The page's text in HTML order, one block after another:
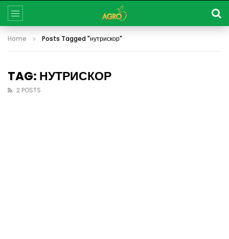
Home Posts Tagged "нутрискор"
TAG: НУТРИСКОР
2 POSTS